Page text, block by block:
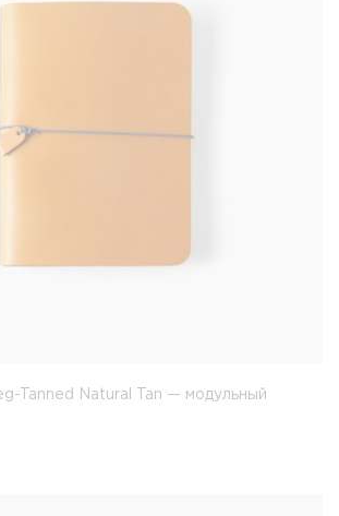
Tanned Natural Tan — модульный